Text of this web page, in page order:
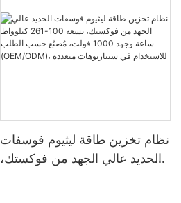
نظام تخزين طاقة ليثيوم فوسفات
الحديد عالي الجهد من فوكستك،